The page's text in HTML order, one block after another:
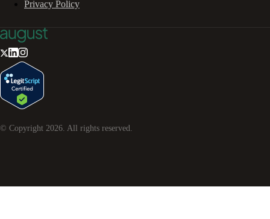
Privacy Policy
© Copyright 2026 . All rights reserved.